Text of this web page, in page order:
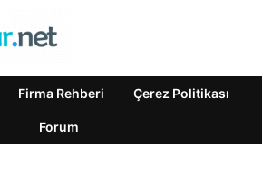
Firma Rehberi Çerez Politikası
Forum